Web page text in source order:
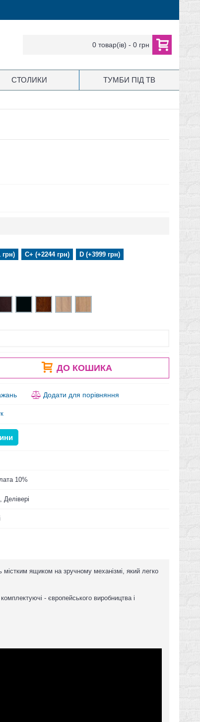
0 товар(ів) - 0 грн
СТОЛИКИ ТУМБИ ПІД ТВ
грн) С+ (+2244 грн)
D (+3999 грн)
ДО КОШИКА
Додати для порівняння
10%
містким ящиком на зручному механізмі, який легко
- європейського виробництва і